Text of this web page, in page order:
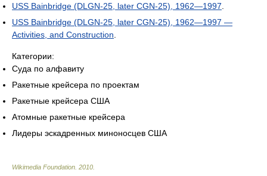
USS Bainbridge (DLGN-25, later CGN-25), 1962—1997
USS Bainbridge (DLGN-25, later CGN-25), 1962—1997 —
Activities, and Construction
Категории:
Суда по алфавиту
Ракетные крейсера по проектам
Ракетные крейсера США
Атомные ракетные крейсера
Лидеры эскадренных миноносцев США
Wikimedia Foundation 2010